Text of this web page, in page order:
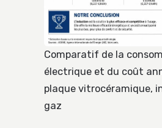
Comparatif de la
électrique et du coût
plaque vitrocéramique,
gaz